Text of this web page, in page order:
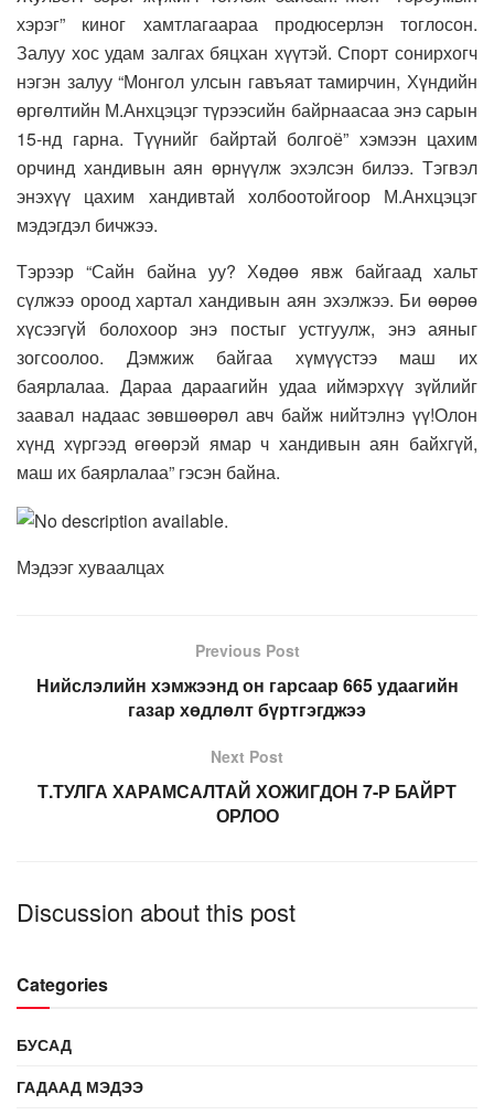
хэрэг” киног хамтлагаараа продюсерлэн тоглосон.
Залуу хос удам залгах бяцхан хүүтэй. Спорт сонирхогч
нэгэн залуу “Монгол улсын гавъяат тамирчин, Хүндийн
өргөлтийн М.Анхцэцэг түрээсийн байрнаасаа энэ сарын
15-нд гарна. Түүнийг байртай болгоё” хэмээн цахим
орчинд хандивын аян өрнүүлж эхэлсэн билээ. Тэгвэл
энэхүү цахим хандивтай холбоотойгоор М.Анхцэцэг
мэдэгдэл бичжээ.
Тэрээр “Сайн байна уу? Хөдөө явж байгаад хальт
сүлжээ ороод хартал хандивын аян эхэлжээ. Би өөрөө
хүсээгүй болохоор энэ постыг устгуулж, энэ аяныг
зогсоолоо. Дэмжиж байгаа хүмүүстээ маш их
баярлалаа. Дараа дараагийн удаа иймэрхүү зүйлийг
заавал надаас зөвшөөрөл авч байж нийтэлнэ үү!Олон
хүнд хүргээд өгөөрэй ямар ч хандивын аян байхгүй,
маш их баярлалаа” гэсэн байна.
Мэдээг хуваалцах
Previous Post
Нийслэлийн хэмжээнд он гарсаар 665 удаагийн
газар хөдлөлт бүртгэгджээ
Next Post
Т.ТУЛГА ХАРАМСАЛТАЙ ХОЖИГДОН 7-Р БАЙРТ
ОРЛОО
Discussion about this post
Categories
БУСАД
ГАДААД МЭДЭЭ